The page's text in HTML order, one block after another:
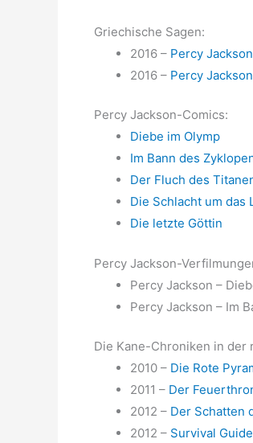
Griechische Sagen:
2016 – Percy
2016 – Percy
Percy Jackson-Comics:
Diebe im Olymp
Im Bann des
Der Fluch des
Die Schlacht um das
Die letzte Göttin
Percy Jackson-
Percy Jackson –
Percy Jackson – Im
Die Kane-Chroniken in der
2010 – Die Rote
2011 – Der
2012 – Der Schatten
2012 – Survival Guide